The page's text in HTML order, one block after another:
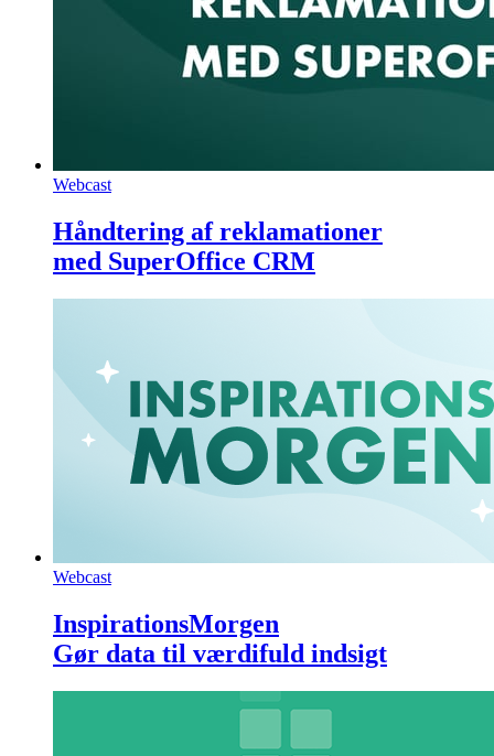
Webcast
Håndtering af reklamationer
med SuperOffice CRM
Webcast
InspirationsMorgen
Gør data til værdifuld indsigt